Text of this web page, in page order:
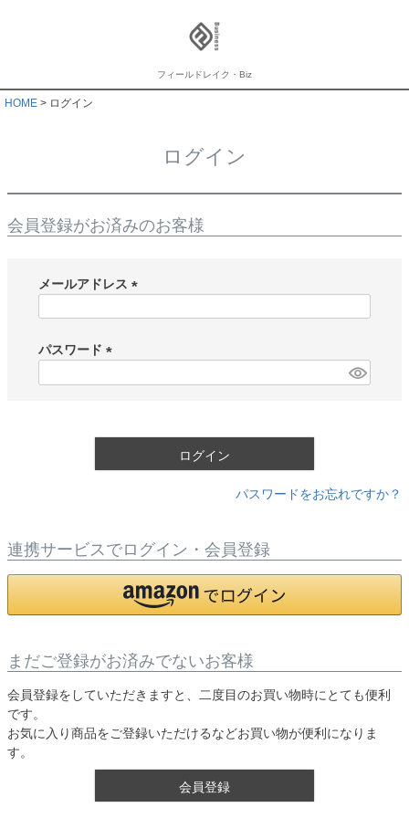
フィールドレイク・Biz
HOME ログイン
ログイン
会員登録がお済みのお客様
メールアドレス
)
パスワード
ログイン
パスワードをお忘れですか？
連携サービスでログイン・会員登録
まだご登録がお済みでないお客様
会員登録をしていただきますと、二度目のお買い物時にとても便利
です。
お気に入り商品をご登録いただけるなどお買い物が便利になりま
す。
会員登録